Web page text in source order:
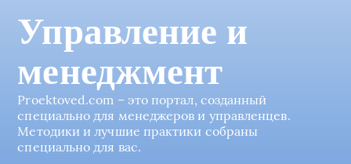
Управление и
менеджмент
Proektoved.com – это портал, созданный
специально для менеджеров и управленцев.
Методики и лучшие практики собраны
специально для вас.